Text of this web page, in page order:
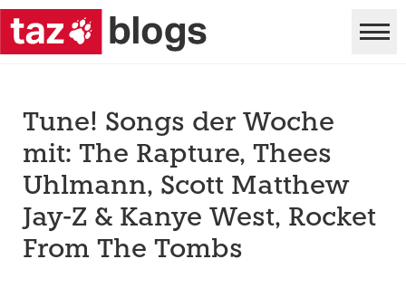
Tune! Songs der Woche
mit: The Rapture, Thees
Uhlmann, Scott Matthew
Jay-Z & Kanye West, Rocket
From The Tombs